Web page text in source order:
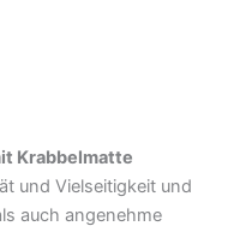
Krabbelmatte
und Vielseitigkeit und
auch angenehme